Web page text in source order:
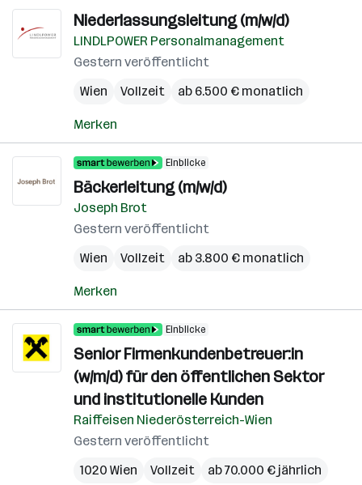
Niederlassungsleitung (m/w/d)
LINDLPOWER Personalmanagement
Gestern veröffentlicht
Wien
Vollzeit ab 6.500 € monatlich
Merken
Einblicke
Bäckerleitung (m/w/d)
Joseph Brot
Gestern veröffentlicht
Wien
Vollzeit ab 3.800 € monatlich
Merken
Einblicke
Senior Firmenkundenbetreuer:in
(w/m/d) für den öffentlichen Sektor
und institutionelle Kunden
Raiffeisen Niederösterreich-Wien
Gestern veröffentlicht
1020 Wien
Vollzeit ab 70.000 € jährlich